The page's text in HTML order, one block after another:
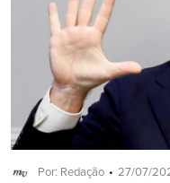
Por: Redação 27/07/